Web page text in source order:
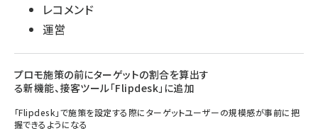
レコメンド
運営
プロモ施策の前にターゲットの割合を算出す
る新機能、接客ツール「Flipdesk」に追加
「Flipdesk」で施策を設定する際にターゲットユーザーの規模感が事前に把
握できるようになる